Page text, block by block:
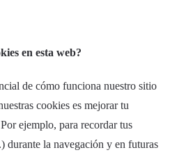
en esta web?
de cómo funciona nuestro sitio
cookies es mejorar tu
ejemplo, para recordar tus
durante la navegación y en futuras